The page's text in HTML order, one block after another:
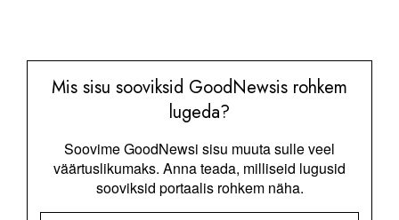
Mis sisu sooviksid GoodNewsis rohkem
lugeda?
Soovime GoodNewsi sisu muuta sulle veel
väärtuslikumaks. Anna teada, milliseid lugusid
sooviksid portaalis rohkem näha.